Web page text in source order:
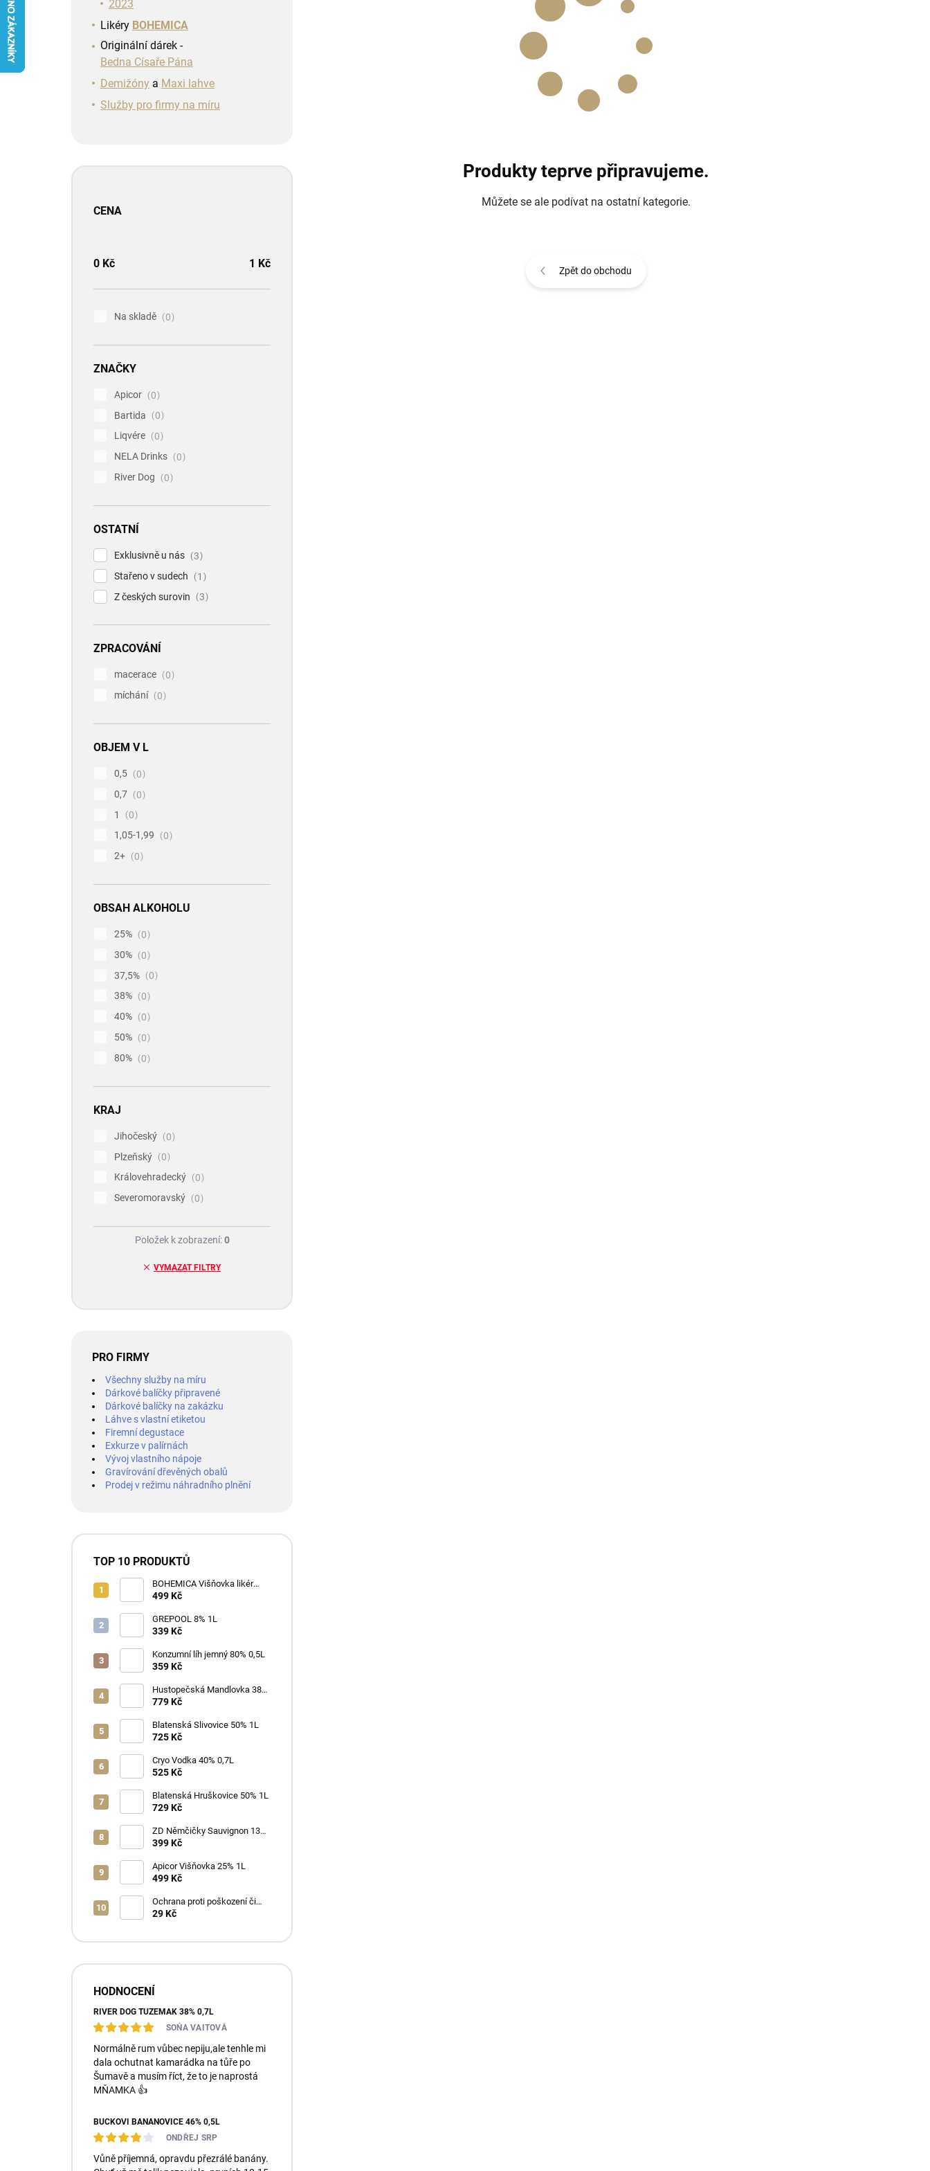
2023
Likéry BOHEMICA
Originální dárek -
Bedna Císaře Pána
Demižóny a Maxi lahve
Služby pro firmy na míru
CENA
0 Kč 1 Kč
Na skladě 0
ZNAČKY
Apicor
0
Bartida
0
Liqvére
0
NELA Drinks
0
River Dog
0
OSTATNÍ
Exklusivně u nás
3
Stařeno v sudech
1
Z českých surovin
3
ZPRACOVÁNÍ
macerace
0
míchání
0
OBJEM V L
0,5
0
0,7
0
1
0
1,05-1,99
0
2+
0
OBSAH ALKOHOLU
25%
0
30%
0
37,5%
0
38%
0
40%
0
50%
0
80%
0
KRAJ
Jihočeský
0
Plzeňský
0
Královehradecký
0
Severomoravský
0
VYMAZAT FILTRY
Položek k zobrazení:0
PRO FIRMY
Všechny služby na míru
Dárkové balíčky připravené
Dárkové balíčky na zakázku
Láhve s vlastní etiketou
Firemní degustace
Exkurze v palírnách
Vývoj vlastního nápoje
Gravírování dřevěných obalů
Prodej v režimu náhradního plnění
TOP 10 PRODUKTŮ
BOHEMICA Višňovka likér
25% 0,7L
499 Kč
GREPOOL 8% 1L
339 Kč
Konzumní líh jemný 80% 0,5L
359 Kč
Hustopečská Mandlovka 38%
1L
779 Kč
Blatenská Slivovice 50% 1L
725 Kč
Cryo Vodka 40% 0,7L
525 Kč
Blatenská Hruškovice 50% 1L
729 Kč
ZD Němčičky Sauvignon 13%
2025 Bag in Box 3L - suché
399 Kč
Apicor Višňovka 25% 1L
499 Kč
Ochrana proti poškození či
ztrátě
29 Kč
HODNOCENÍ
RIVER DOG TUZEMÁK 38% 0,7L
SOŇA VAITOVÁ
Normálně rum vůbec nepiju,ale tenhle mi
dala ochutnat kamarádka na tůře po
Šumavě a musím říct, že to je naprostá
MŇAMKA 👍
BUČKOVI BANÁNOVICE 46% 0,5L
ONDŘEJ SRP
Vůně příjemná, opravdu přezrálé banány.
Produkty teprve připravujeme.
Můžete se ale podívat na ostatní kategorie.
Zpět do obchodu